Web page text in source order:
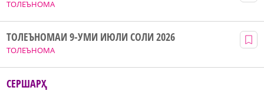
ТОЛЕЪНОМА
ТОЛЕЪНОМА
ТОЛЕЪНОМАИ 9-УМИ ИЮЛИ СОЛИ 2026
СЕРШАРҲ